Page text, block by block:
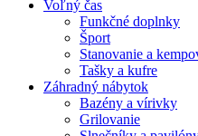
Voľný čas
Funkčné doplnky
Šport
Stanovanie a
Tašky a kufre
Záhradný nábytok
Bazény a vírivky
Grilovanie